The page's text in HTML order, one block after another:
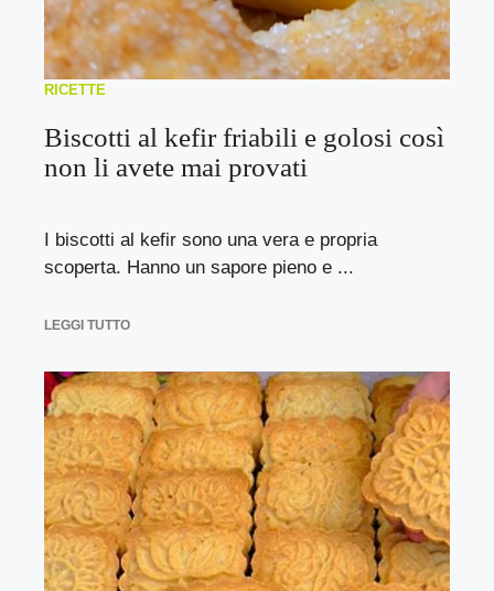
RICETTE
Biscotti al kefir friabili e golosi così
non li avete mai provati
I biscotti al kefir sono una vera e propria
scoperta. Hanno un sapore pieno e ...
LEGGI TUTTO